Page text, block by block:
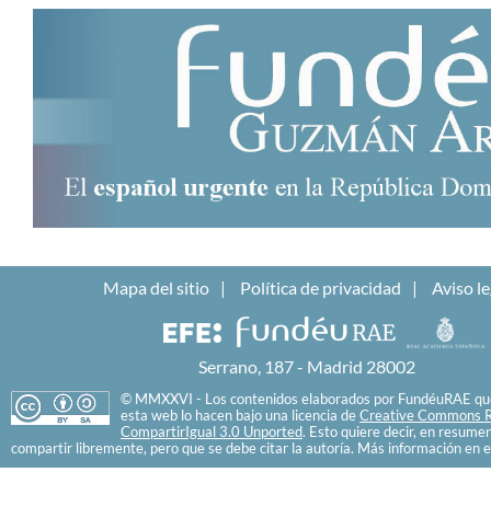
Mapa del sitio Política de privacidad Aviso
Serrano, 187 - Madrid 28002
© MMXXVI - Los contenidos elaborados por FundéuRAE
esta web lo hacen bajo una licencia de Creative Commons
CompartirIgual 3.0 Unported. Esto quiere decir, en
compartir libremente, pero que se debe citar la autoría. Más información en